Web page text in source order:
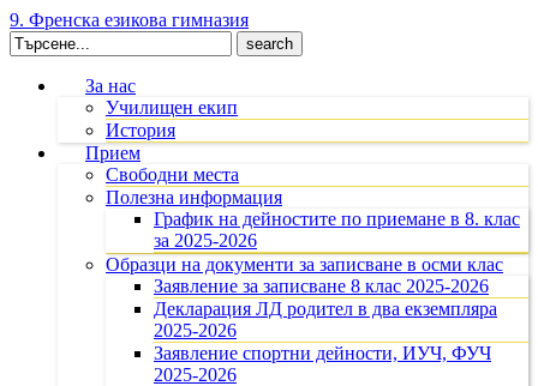
9. Френска езикова гимназия
Search
for:
За нас
Училищен екип
История
Прием
Свободни места
Полезна информация
График на дейностите по приемане в 8. клас
за 2025-2026
Образци на документи за записване в осми клас
Заявление за записване 8 клас 2025-2026
Декларация ЛД родител в два екземпляра
2025-2026
Заявление спортни дейности, ИУЧ, ФУЧ
2025-2026